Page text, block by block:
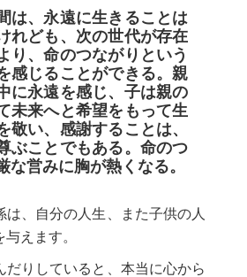
は、永遠に生きることは
れども、次の世代が存在
り、命のつながりという
感じることができる。親
に永遠を感じ、子は親の
未来へと希望をもって生
敬い、感謝することは、
ぶことでもある。命のつ
な営みに胸が熱くなる。
は、自分の人生、また子供の人
えます。
だりしていると、本当に心から